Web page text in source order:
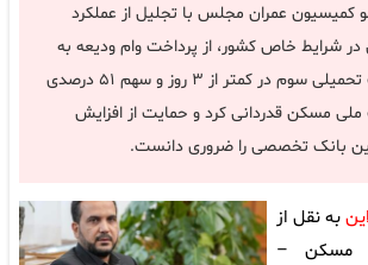
عمران مجلس با تجلیل از عملکرد
شرایط خاص کشور، از پرداخت وام ودیعه به
آسیب‌دیدگان جنگ تحمیلی سوم در کمتر از ۳ روز و سهم ۵۱ درصدی
مسکن قدردانی کرد و حمایت از افزایش
به نقل از
مسکن –